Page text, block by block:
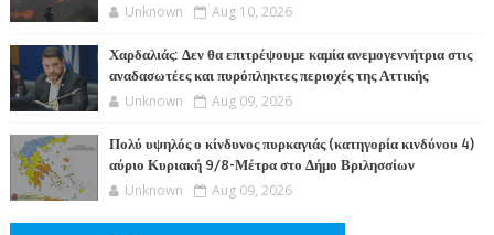
Unknown Aug 10, 2026
Χαρδαλιάς: Δεν θα επιτρέψουμε καμία ανεμογεννήτρια στις
αναδασωτέες και πυρόπληκτες περιοχές της Αττικής
Unknown Aug 09, 2026
Πολύ υψηλός ο κίνδυνος πυρκαγιάς (κατηγορία κινδύνου 4)
αύριο Κυριακή 9/8-Μέτρα στο Δήμο Βριλησσίων
Unknown Aug 09, 2026